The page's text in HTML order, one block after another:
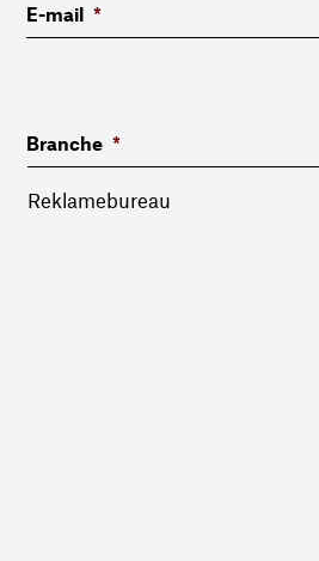
E-mail *
Branche *